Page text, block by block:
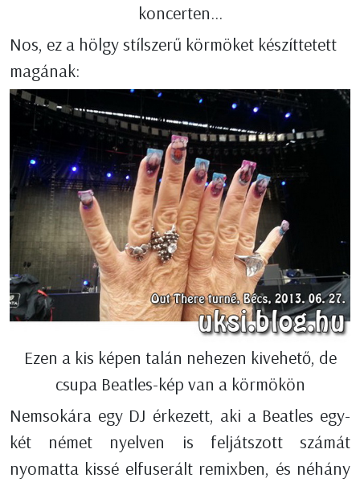
koncerten...
Nos, ez a hölgy stílszerű körmöket készíttetett
magának:
Ezen a kis képen talán nehezen kivehető, de
csupa Beatles-kép van a körmökön
Nemsokára egy DJ érkezett, aki a Beatles egy-
két német nyelven is feljátszott számát
nyomatta kissé elfuserált remixben, és néhány